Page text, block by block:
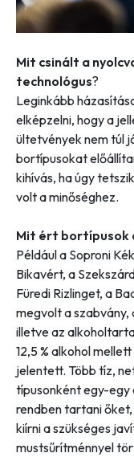
Mit csinált a
technológus?
Leginkább
elképzelni, hogy a
ültetvények nem túl
bortípusokat
kihívás, ha úgy
volt a minőséghez.
Mit ért bortípusok
Például a Soproni
Bikavért, a
Füredi Rizlinget, a
megvolt a szabvány,
illetve az
12,5 % alkohol
jelentett. Több tíz,
típusonként egy-egy
rendben tartani
kiírni a szükséges
mustsűrítménnyel